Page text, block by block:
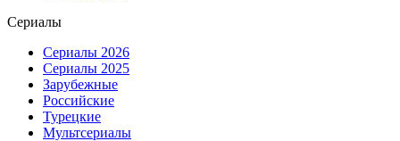
Сериалы
Сериалы 2026
Сериалы 2025
Зарубежные
Российские
Турецкие
Мультсериалы